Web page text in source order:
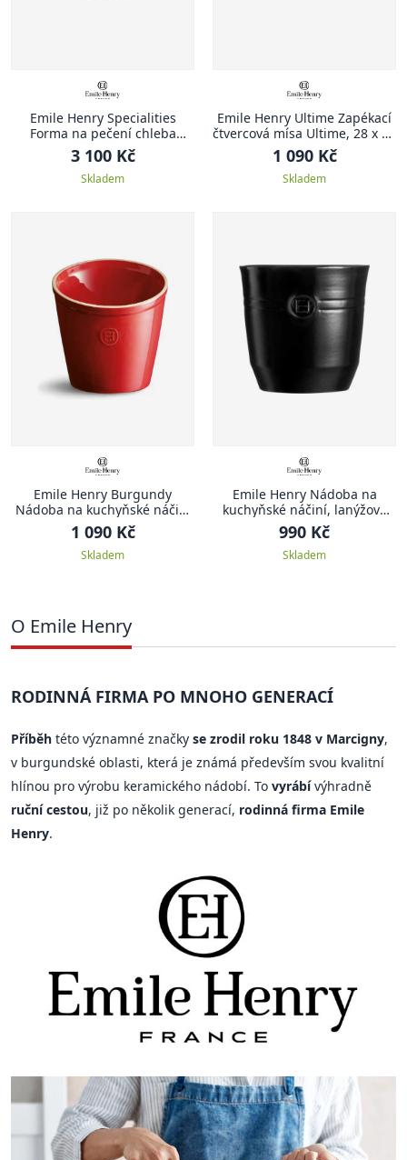
Emile Henry Specialities
Forma na pečení chleba
Specialities 32,5 x 29,5 cm
antracitová Charcoal
3 100 Kč
Skladem
Emile Henry Ultime Zapékací
čtvercová mísa Ultime, 28 x 24
cm, oranžová Toscane
1 090 Kč
Skladem
Emile Henry Burgundy
Nádoba na kuchyňské náčiní
červená Burgundy
1 090 Kč
Skladem
Emile Henry Nádoba na
kuchyňské náčiní, lanýžová
Truffle
990 Kč
Skladem
O Emile Henry
RODINNÁ FIRMA PO MNOHO GENERACÍ
Příběh této významné značky se zrodil roku 1848 v Marcigny,
v burgundské oblasti, která je známá především svou kvalitní
hlínou pro výrobu keramického nádobí. To vyrábívýhradně
ruční cestou, již po několik generací, rodinná firma Emile
Henry.